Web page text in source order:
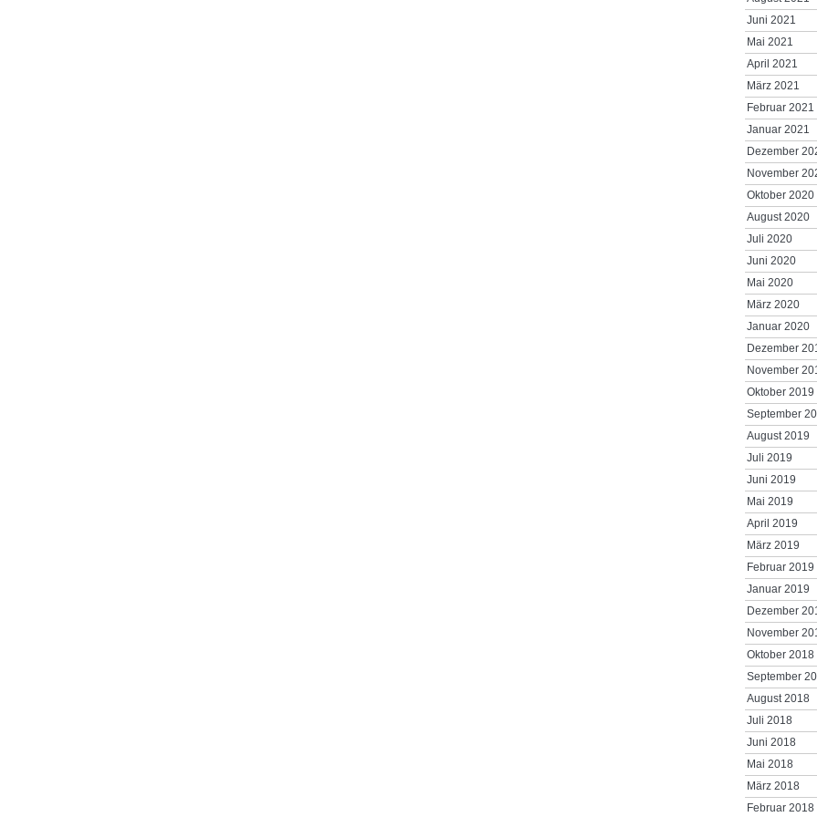
Juni 2021
Mai 2021
April 2021
März 2021
Februar 2021
Januar 2021
Dezember
November
Oktober 2020
August 2020
Juli 2020
Juni 2020
Mai 2020
März 2020
Januar 2020
Dezember
November
Oktober 2019
September
August 2019
Juli 2019
Juni 2019
Mai 2019
April 2019
März 2019
Februar 2019
Januar 2019
Dezember
November
Oktober 2018
September
August 2018
Juli 2018
Juni 2018
Mai 2018
März 2018
Februar 2018